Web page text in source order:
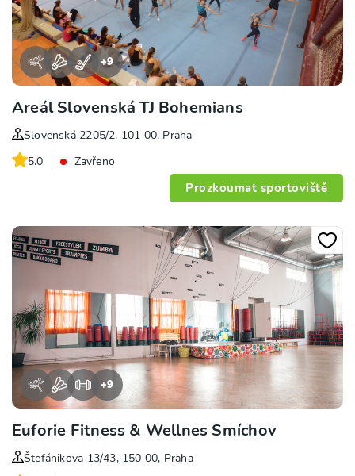
+9
Areál Slovenská TJ Bohemians
Slovenská 2205/2, 101 00, Praha
5.0
Zavřeno
Prozkoumat sportoviště
+9
Euforie Fitness & Wellnes Smíchov
Štefánikova 13/43, 150 00, Praha